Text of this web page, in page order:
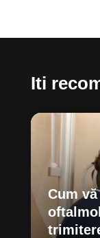
Iti
Cum